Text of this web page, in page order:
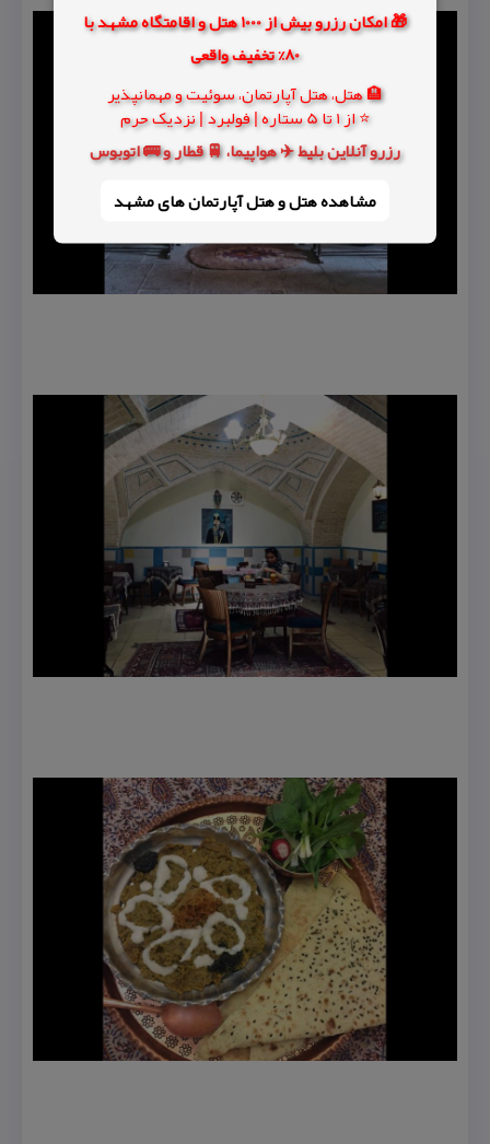
🎁 امکان رزرو بیش از 1000 هتل و اقامتگاه مشهد با
80% تخفیف واقعی
🏨 هتل، هتل آپارتمان، سوئیت و مهمانپذیر
⭐ از 1 تا 5 ستاره | فولبرد | نزدیک حرم
رزرو آنلاین بلیط ✈️ هواپیما، 🚆 قطار و 🚌 اتوبوس
مشاهده هتل و هتل‌ آپارتمان های مشهد